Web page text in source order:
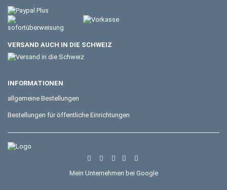
VERSAND AUCH IN DIE SCHWEIZ
INFORMATIONEN
allgemeine Bestellungen
Bestellungen für öffentliche Einrichtungen
Mein Unternehmen bei Google